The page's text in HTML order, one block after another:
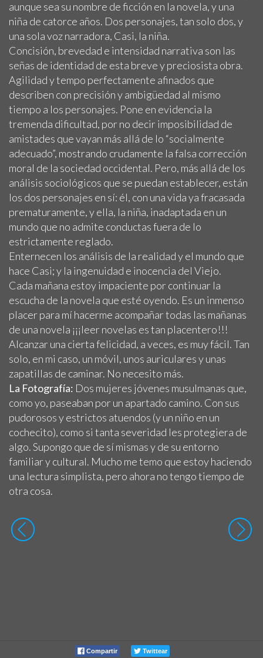
aunque sea su nombre de ficción en la novela, y una
niña de catorce años. Dos personajes, tan solo dos, y
una sola voz narradora, Casi, la niña.
Concisión, brevedad e intensidad narrativa son las
señas de identidad de esta breve y preciosista obra.
Agilidad y tempo perfectamente afinados que
describen con precisión y ambigüedad al mismo
tiempo a los personajes. Pone en evidencia la
tremenda dificultad, por no decir imposibilidad de
amistades que vayan más allá de lo “socialmente
adecuado”, mostrando crudamente la falsa corrección
moral de la sociedad occidental. Pero, más allá de los
análisis sociológicos que se puedan establecer, están
los dos personajes en sí: él, con una vida ya fracasada
prematuramente, y ella, la niña, inadaptada en un
mundo que no admite conductas fuera de lo
estrictamente reglado.
Enternecen los análisis de la realidad y el mundo que
hace Casi; y la ingenuidad e inocencia del Viejo.
Cada mañana estoy impaciente por continuar la
escucha de la novela que esté oyendo. Es un inmenso
placer para mí hacerme acompañar todas las mañanas
de una novela ¡¡¡leer novelas es tan placentero!!!
Alcanzar una cierta felicidad, a veces, es muy fácil. Tan
solo, en mi caso, un móvil, unos auriculares y unas
zapatillas de caminar. No necesito más.
La Fotografía: Dos mujeres jóvenes musulmanas que,
como yo, paseaban por un apartado camino. Con sus
pudorosos y estrictos atuendos (y un niño en un
cochecito), como si tanta severidad les protegiera de
algo. Supongo que de sí mismas y de su entorno
familiar y cultural. Mucho me temo que estoy haciendo
una lectura simplista, pero ahora no tengo tiempo de
otra cosa.
Compartir Twittear